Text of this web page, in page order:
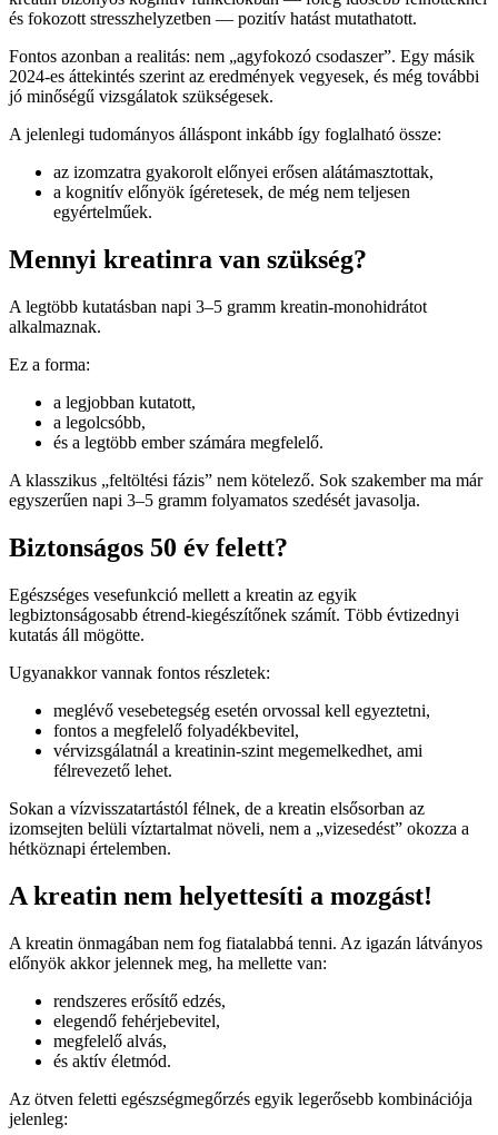
és fokozott stresszhelyzetben — pozitív hatást mutathatott.
Fontos azonban a realitás: nem „agyfokozó csodaszer”. Egy másik
2024-es áttekintés szerint az eredmények vegyesek, és még további
jó minőségű vizsgálatok szükségesek.
A jelenlegi tudományos álláspont inkább így foglalható össze:
az izomzatra gyakorolt előnyei erősen alátámasztottak,
a kognitív előnyök ígéretesek, de még nem teljesen
egyértelműek.
Mennyi kreatinra van szükség?
A legtöbb kutatásban napi 3–5 gramm kreatin-monohidrátot
alkalmaznak.
Ez a forma:
a legjobban kutatott,
a legolcsóbb,
és a legtöbb ember számára megfelelő.
A klasszikus „feltöltési fázis” nem kötelező. Sok szakember ma már
egyszerűen napi 3–5 gramm folyamatos szedését javasolja.
Biztonságos 50 év felett?
Egészséges vesefunkció mellett a kreatin az egyik
legbiztonságosabb étrend-kiegészítőnek számít. Több évtizednyi
kutatás áll mögötte.
Ugyanakkor vannak fontos részletek:
meglévő vesebetegség esetén orvossal kell egyeztetni,
fontos a megfelelő folyadékbevitel,
vérvizsgálatnál a kreatinin-szint megemelkedhet, ami
félrevezető lehet.
Sokan a vízvisszatartástól félnek, de a kreatin elsősorban az
izomsejten belüli víztartalmat növeli, nem a „vizesedést” okozza a
hétköznapi értelemben.
A kreatin nem helyettesíti a mozgást!
A kreatin önmagában nem fog fiatalabbá tenni. Az igazán látványos
előnyök akkor jelennek meg, ha mellette van:
rendszeres erősítő edzés,
elegendő fehérjebevitel,
megfelelő alvás,
és aktív életmód.
Az ötven feletti egészségmegőrzés egyik legerősebb kombinációja
jelenleg: